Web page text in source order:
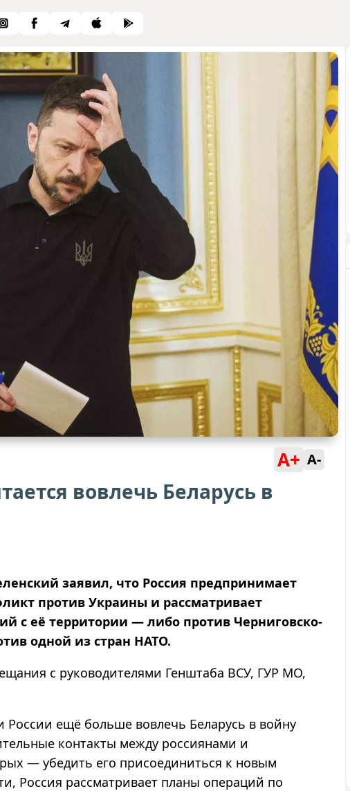
A+ A-
вовлечь Беларусь в
заявил, что Россия предпринимает
против Украины и рассматривает
с её территории — либо против Черниговско-
одной из стран НАТО.
с руководителями Генштаба ВСУ, ГУР МО,
ещё больше вовлечь Беларусь в войну
контакты между россиянами и
— убедить его присоединиться к новым
Россия рассматривает планы операций по